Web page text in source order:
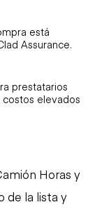
está
Assurance.
prestatarios
elevados
Horas y
de la lista y